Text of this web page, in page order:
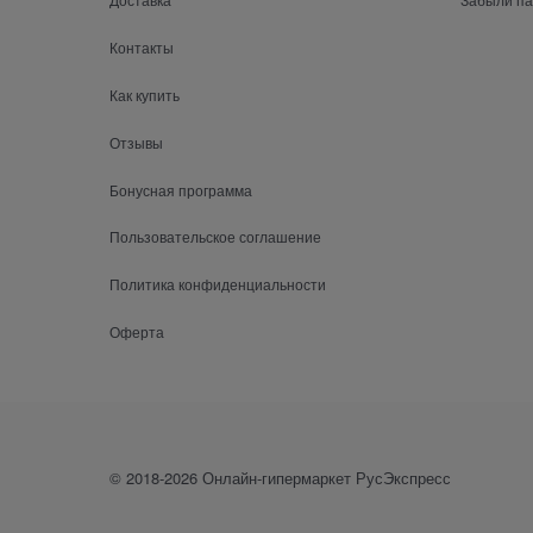
Контакты
Как купить
Отзывы
Бонусная программа
Пользовательское соглашение
Политика конфиденциальности
Оферта
© 2018-2026 Онлайн-гипермаркет РусЭкспресс